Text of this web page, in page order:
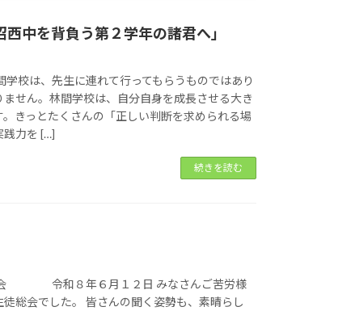
西中を背負う第２学年の諸君へ」
学校は、先生に連れて行ってもらうものではあり
せん。林間学校は、自分自身を成長させる大き
きっとたくさんの「正しい判断を求められる場
践力を […]
続きを読む
会 令和８年６月１２日 みなさんご苦労様
総会でした。 皆さんの聞く姿勢も、素晴らし